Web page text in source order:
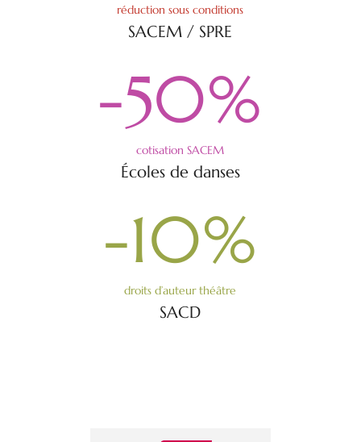
réduction sous conditions
SACEM / SPRE
-50%
cotisation SACEM
Écoles de danses
-10%
droits d’auteur théâtre
SACD